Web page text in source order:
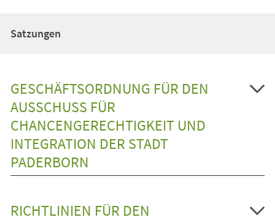
Satzungen
GESCHÄFTSORDNUNG FÜR DEN
AUSSCHUSS FÜR
CHANCENGERECHTIGKEIT UND
INTEGRATION DER STADT
PADERBORN
RICHTLINIEN FÜR DEN